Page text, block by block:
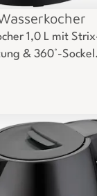
1,0 L mit
& 360°-Sockel.